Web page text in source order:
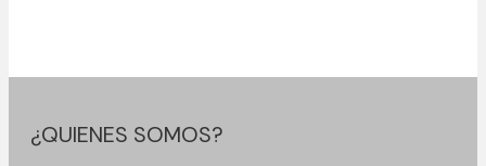
¿QUIENES SOMOS?